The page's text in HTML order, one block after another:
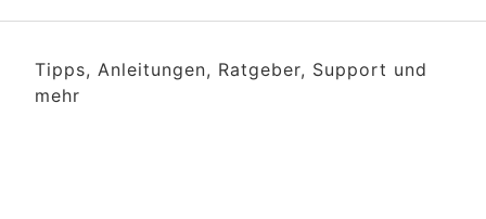
Tipps, Anleitungen, Ratgeber, Support und
mehr